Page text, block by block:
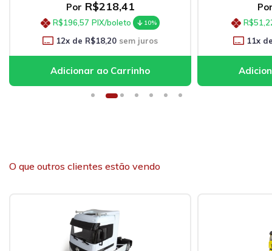
Por R$56,91
R$51,22 PIX/boleto 10%
11x de R$5,17sem juros
Por
12x de
O que outros clientes estão vendo